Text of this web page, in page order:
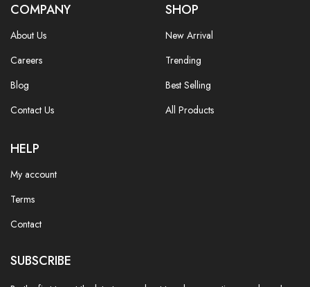
COMPANY
About Us
Careers
Blog
Contact Us
SHOP
New Arrival
Trending
Best Selling
All Products
HELP
My account
Terms
Contact
SUBSCRIBE